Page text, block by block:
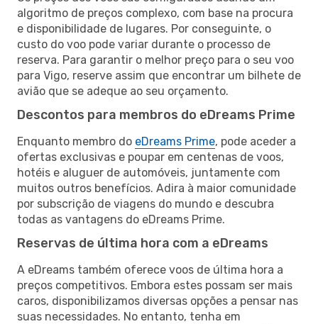
algoritmo de preços complexo, com base na procura
e disponibilidade de lugares. Por conseguinte, o
custo do voo pode variar durante o processo de
reserva. Para garantir o melhor preço para o seu voo
para Vigo, reserve assim que encontrar um bilhete de
avião que se adeque ao seu orçamento.
Descontos para membros do eDreams Prime
Enquanto membro do eDreams Prime, pode aceder a
ofertas exclusivas e poupar em centenas de voos,
hotéis e aluguer de automóveis, juntamente com
muitos outros benefícios. Adira à maior comunidade
por subscrição de viagens do mundo e descubra
todas as vantagens do eDreams Prime.
Reservas de última hora com a eDreams
A eDreams também oferece voos de última hora a
preços competitivos. Embora estes possam ser mais
caros, disponibilizamos diversas opções a pensar nas
suas necessidades. No entanto, tenha em